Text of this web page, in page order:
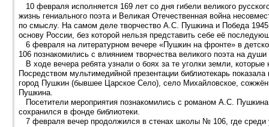
10 февраля исполняется 169 лет со дня гибели великого
жизнь гениального поэта и Великая Отечественная война
по смыслу. На самом деле творчество А.С. Пушкина и Победа
основу России, без которой нельзя представить себе её
6 февраля на литературном вечере «Пушкин на фронте» в
106 познакомились с влиянием творчества великого поэта на
В ходе вечера ребята узнали о боях за те уголки земли,
Посредством мультимедийной презентации библиотекарь
город Пушкин (бывшее Царское Село), село Михайловское,
Пушкина.
Посетители мероприятия познакомились с романом А.С.
сохранился в фонде библиотеки.
7 февраля вечер продолжился в стенах школы № 106, где среди